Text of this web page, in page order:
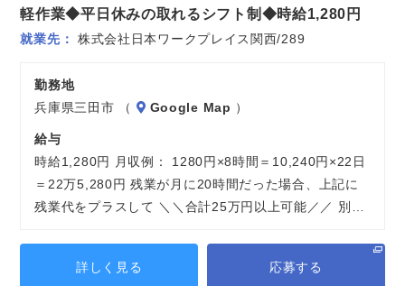
軽作業◆平日休みの取れるシフト制◆時給1,280円
就業先 株式会社日本ワークプレイス関西/289
勤務地
兵庫県三田市 （
Google Map ）
給与
時給1,280円 月収例： 1280円×8時間＝10,240円×22日
＝22万5,280円 残業が月に20時間だった場合、上記に
残業代をプラスして ＼＼合計25万円以上可能／／ 別…
詳しく見る 応募する